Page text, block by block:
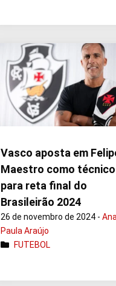
Vasco aposta em
Maestro como técnico
para reta final do
Brasileirão 2024
26 de novembro de 2024 -Ana
Paula Araújo
FUTEBOL